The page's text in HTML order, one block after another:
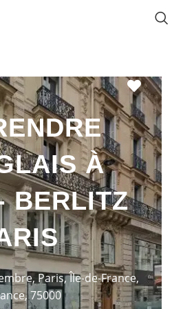
À
BERLITZ
Paris, Île-de-France,
75000